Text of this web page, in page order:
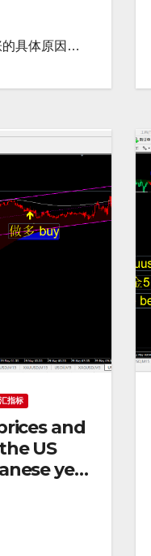
的具体原因…
指标
and
US
yen:
profit